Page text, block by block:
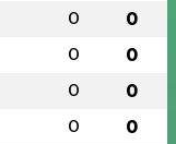
0 0
0 0
0 0
0 0